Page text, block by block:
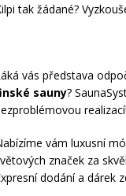
tak žádané?
vás představa
sauny?
realizací!
vám luxusní
značek za
dodání a dárek